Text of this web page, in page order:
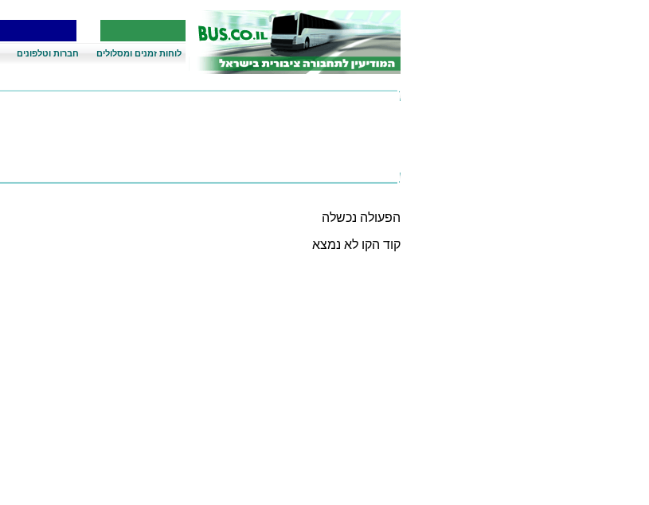
לוחות זמנים ומסלולים חברות וטלפונים
הפעולה נכשלה
קוד הקו לא נמצא